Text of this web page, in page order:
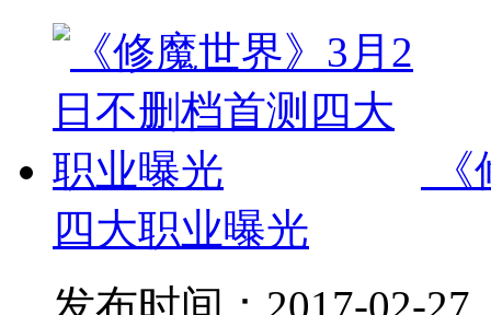
四大职业曝光
发布时间： 2017-02-27